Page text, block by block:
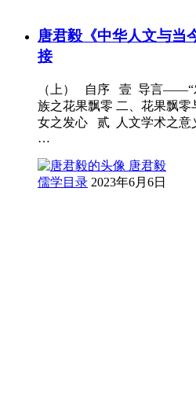
唐君毅《中华人文与当
接
（上） 自序 壹 导言——“
族之花果飘零 二、花果飘
女之发心 贰 人文学术之
…
唐君毅
儒学目录 2023年6月6日